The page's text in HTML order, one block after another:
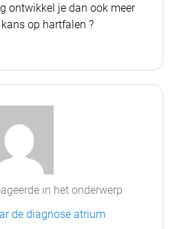
ontwikkel je dan ook meer
kans op hartfalen ?
in het onderwerp
de diagnose atrium